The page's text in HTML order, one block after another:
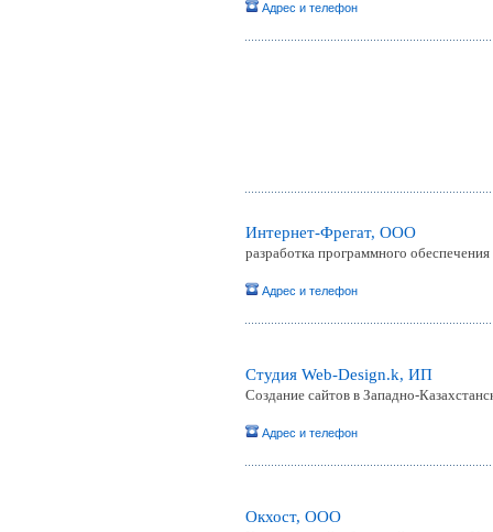
Адрес и телефон
Интернет-Фрегат, ООО
разработка программного обеспечения
Адрес и телефон
Студия Web-Design.k, ИП
Создание сайтов в Западно-
Адрес и телефон
Окхост, ООО